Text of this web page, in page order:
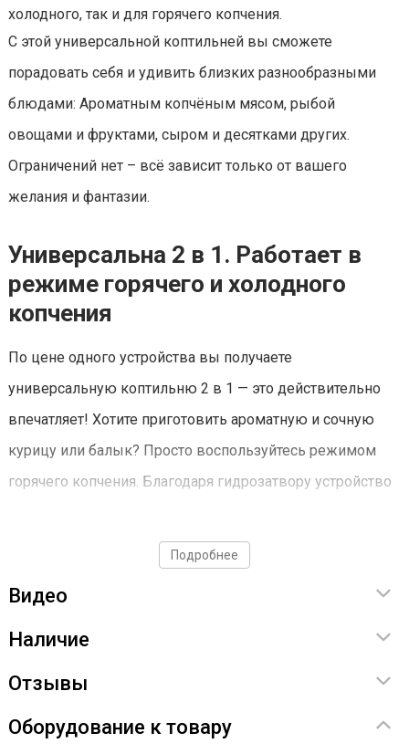
холодного, так и для горячего копчения.
С этой универсальной коптильней вы сможете
порадовать себя и удивить близких разнообразными
блюдами: Ароматным копчёным мясом, рыбой
овощами и фруктами, сыром и десятками других.
Ограничений нет – всё зависит только от вашего
желания и фантазии.
Универсальна 2 в 1. Работает в
режиме горячего и холодного
копчения
По цене одного устройства вы получаете
универсальную коптильню 2 в 1 — это действительно
впечатляет! Хотите приготовить ароматную и сочную
курицу или балык? Просто воспользуйтесь режимом
горячего копчения. Благодаря гидрозатвору устройство
коптить прямо у себя на кухне.
Хотите попробовать что-то с более сбалансированным
коптильного шкафа, подключив к ней дымогенератор
для холодного копчения. В корпусе предусмотрено
Подробнее
Видео
Наличие
Отзывы
Оборудование к товару